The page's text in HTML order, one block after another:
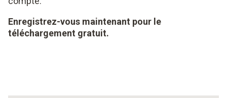
Enregistrez-vous maintenant pour le
téléchargement gratuit.